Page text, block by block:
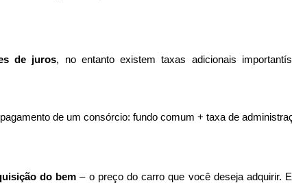
de juros, no entanto existem taxas adicionais
de um consórcio: fundo comum + taxa de
do bem – o preço do carro que você deseja adquirir.